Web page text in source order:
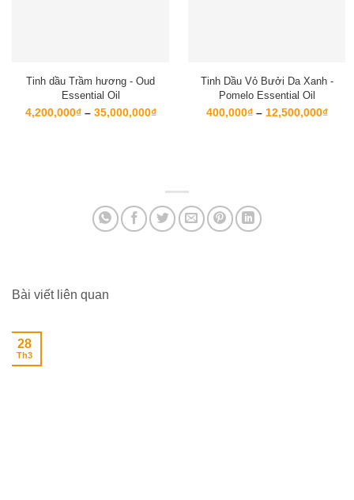
Tinh dầu Trầm hương - Oud
Essential Oil
4,200,000₫ – 35,000,000₫Khoảng
Tinh Dầu Vỏ Bưởi Da Xanh -
Pomelo Essential Oil
400,000₫ – 12,500,000₫
Bài viết liên quan
28
Th3